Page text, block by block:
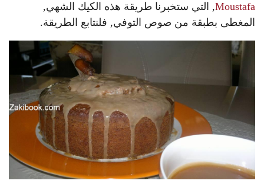
Moustafa‎, التي ستخبرنا طريقة هذه الكيك الشهي,
المغطى بطبقة من صوص التوفي, فلنتابع الطريقة.